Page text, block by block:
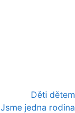
Děti dětem
Jsme jedna rodina